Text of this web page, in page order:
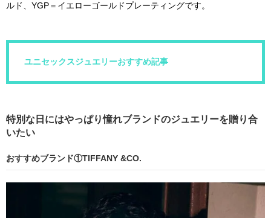
ルド、 YGP ＝イエローゴールドプレーティングです。
ユニセックスジュエリーおすすめ記事
特別な日にはやっぱり憧れブランドのジュエリーを贈り合
いたい
おすすめブランド①TIFFANY &CO.